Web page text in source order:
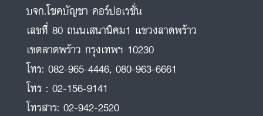
บจก.โชคบัญชา คอร์ปอเรชั่น
เลขที่ 80 ถนนเสนานิคม1 แขวงลาดพร้าว
เขตลาดพร้าว กรุงเทพฯ 10230
โทร: 082-965-4446, 080-963-6661
โทร : 02-156-9141
โทรสาร: 02-942-2520